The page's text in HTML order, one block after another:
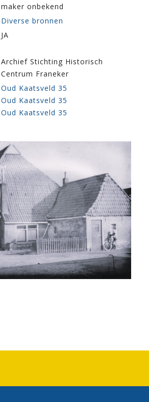
maker onbekend
Diverse bronnen
JA
Archief Stichting Historisch
Centrum Franeker
Oud Kaatsveld 35
Oud Kaatsveld 35
Oud Kaatsveld 35